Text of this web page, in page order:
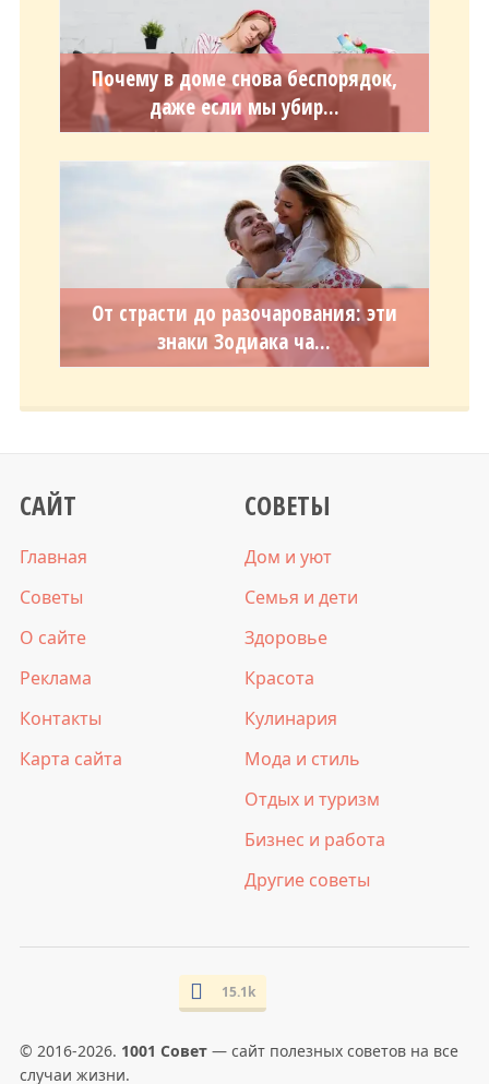
Почему в доме снова беспорядок,
даже если мы убир...
От страсти до разочарования: эти
знаки Зодиака ча...
САЙТ
Главная
Советы
О сайте
Реклама
Контакты
Карта сайта
СОВЕТЫ
Дом и уют
Семья и дети
Здоровье
Красота
Кулинария
Мода и стиль
Отдых и туризм
Бизнес и работа
Другие советы
15.1k
© 2016-2026. 1001 Совет— сайт полезных советов на все
случаи жизни.